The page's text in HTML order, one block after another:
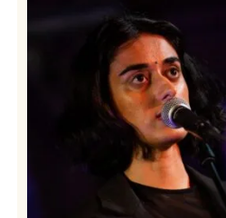
Eklektisk
Samband
–
varmt,
interessant
morosamt